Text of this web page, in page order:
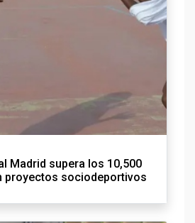
Madrid supera los 10,500
proyectos sociodeportivos